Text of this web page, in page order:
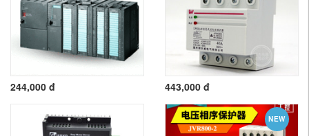
244,000 đ 443,000 đ
NEW